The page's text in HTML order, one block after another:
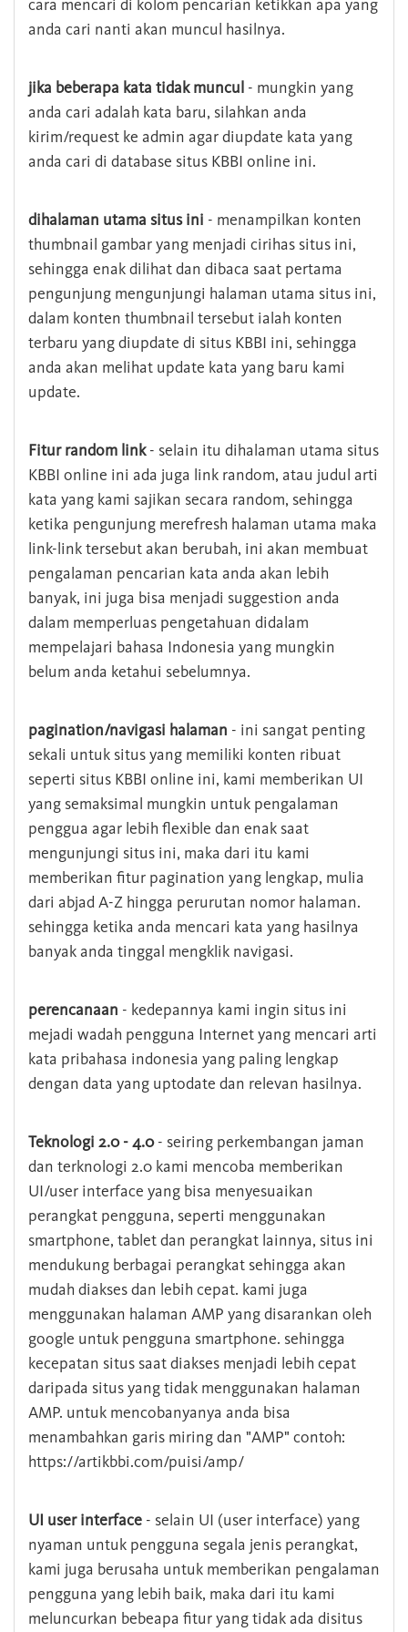
cara mencari di kolom pencarian ketikkan apa yang
anda cari nanti akan muncul hasilnya.
jika beberapa kata tidak muncul - mungkin yang
anda cari adalah kata baru, silahkan anda
kirim/request ke admin agar diupdate kata yang
anda cari di database situs KBBI online ini.
dihalaman utama situs ini - menampilkan konten
thumbnail gambar yang menjadi cirihas situs ini,
sehingga enak dilihat dan dibaca saat pertama
pengunjung mengunjungi halaman utama situs ini,
dalam konten thumbnail tersebut ialah konten
terbaru yang diupdate di situs KBBI ini, sehingga
anda akan melihat update kata yang baru kami
update.
Fitur random link- selain itu dihalaman utama situs
KBBI online ini ada juga link random, atau judul arti
kata yang kami sajikan secara random, sehingga
ketika pengunjung merefresh halaman utama maka
link-link tersebut akan berubah, ini akan membuat
pengalaman pencarian kata anda akan lebih
banyak, ini juga bisa menjadi suggestion anda
dalam memperluas pengetahuan didalam
mempelajari bahasa Indonesia yang mungkin
belum anda ketahui sebelumnya.
pagination/navigasi halaman - ini sangat penting
sekali untuk situs yang memiliki konten ribuat
seperti situs KBBI online ini, kami memberikan UI
yang semaksimal mungkin untuk pengalaman
penggua agar lebih flexible dan enak saat
mengunjungi situs ini, maka dari itu kami
memberikan fitur pagination yang lengkap, mulia
dari abjad A-Z hingga perurutan nomor halaman.
sehingga ketika anda mencari kata yang hasilnya
banyak anda tinggal mengklik navigasi.
perencanaan - kedepannya kami ingin situs ini
mejadi wadah pengguna Internet yang mencari arti
kata pribahasa indonesia yang paling lengkap
dengan data yang uptodate dan relevan hasilnya.
Teknologi 2.0 - 4.0- seiring perkembangan jaman
dan terknologi 2.0 kami mencoba memberikan
UI/user interface yang bisa menyesuaikan
perangkat pengguna, seperti menggunakan
smartphone, tablet dan perangkat lainnya, situs ini
mendukung berbagai perangkat sehingga akan
mudah diakses dan lebih cepat. kami juga
menggunakan halaman AMP yang disarankan oleh
google untuk pengguna smartphone. sehingga
kecepatan situs saat diakses menjadi lebih cepat
daripada situs yang tidak menggunakan halaman
AMP. untuk mencobanyanya anda bisa
menambahkan garis miring dan "AMP" contoh:
https://artikbbi.com/puisi/amp/
UI user interface - selain UI (user interface) yang
nyaman untuk pengguna segala jenis perangkat,
kami juga berusaha untuk memberikan pengalaman
pengguna yang lebih baik, maka dari itu kami
meluncurkan bebeapa fitur yang tidak ada disitus